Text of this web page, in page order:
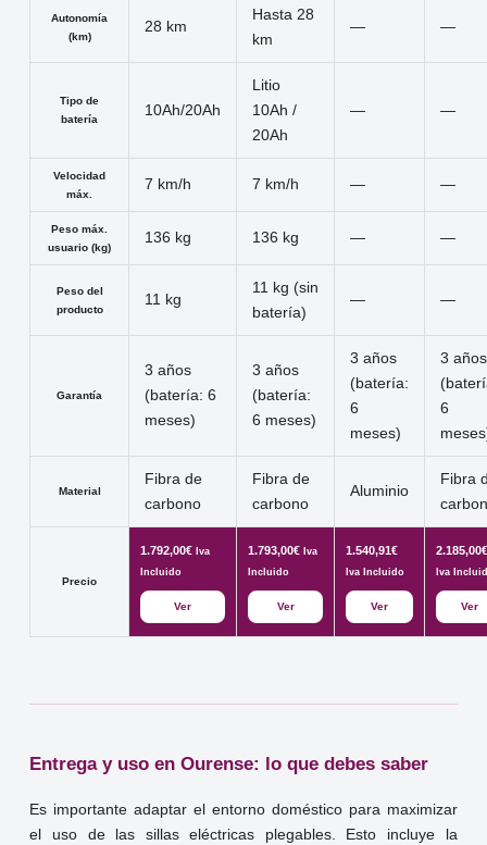
Autonomía
(km)
28 km
Hasta 28
km
— —
Tipo de
batería
10Ah/20Ah
Litio
10Ah /
20Ah
— —
Velocidad
máx.
7 km/h 7 km/h — —
Peso máx.
usuario (kg)
136 kg 136 kg — —
Peso del
producto
11 kg
11 kg (sin
batería)
— —
Garantía
3 años
(batería: 6
meses)
3 años
(batería:
6 meses)
3 años
(batería:
6
meses)
3 años
6
Material
Fibra de
carbono
Fibra de
carbono
Aluminio
Fibra
Precio
1.792,00€ Iva
Incluido
Ver
1.793,00€ Iva
Incluido
Ver
1.540,91€
Iva Incluido
Ver
2.185,00
Iva
Ver
Entrega y uso en Ourense: lo que debes saber
Es importante adaptar el entorno doméstico para maximizar
el uso de las sillas eléctricas plegables. Esto incluye la